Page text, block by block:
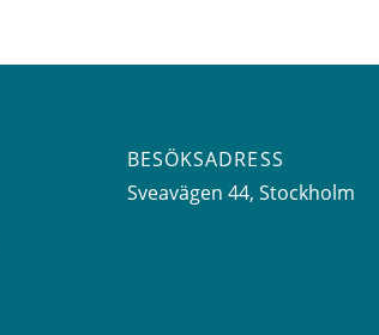
BESÖKSADRESS
Sveavägen 44, Stockholm